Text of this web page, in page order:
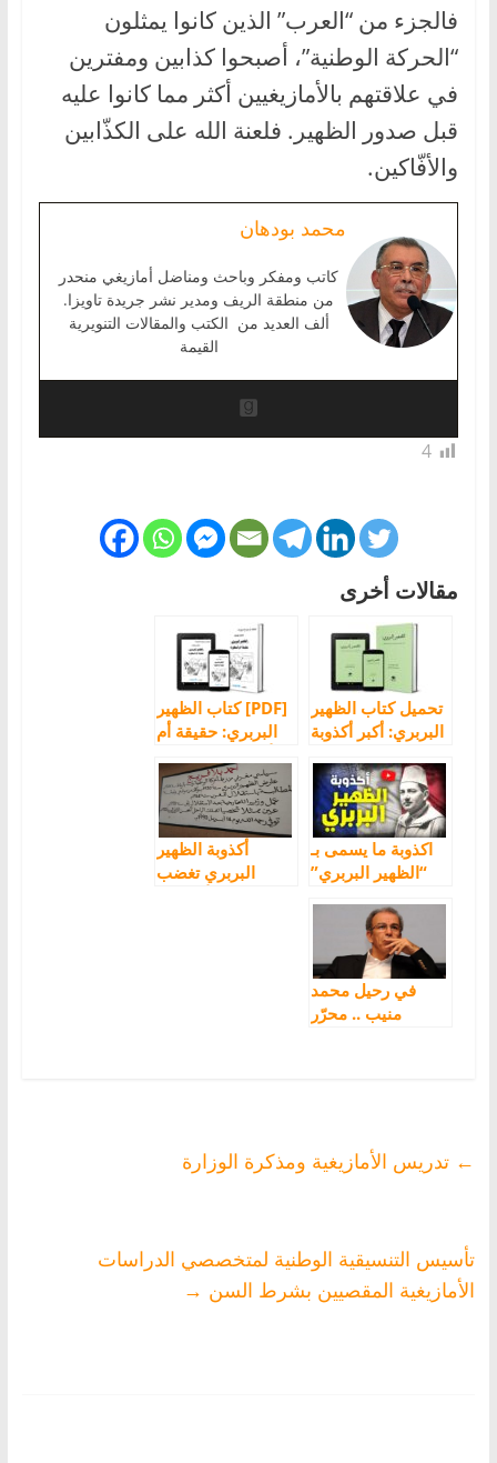
فالجزء من “العرب” الذين كانوا يمثلون
“الحركة الوطنية”، أصبحوا كذابين ومفترين
في علاقتهم بالأمازيغيين أكثر مما كانوا عليه
قبل صدور الظهير. فلعنة الله على الكذّابين
والأفّاكين.
محمد بودهان
كاتب ومفكر وباحث ومناضل أمازيغي منحدر
من منطقة الريف ومدير نشر جريدة تاويزا.
ألف العديد من الكتب والمقالات التنويرية
القيمة
4
مقالات أخرى
تحميل كتاب الظهير
البربري: أكبر أكذوبة
المغرب المعاصر
[PDF]
[PDF] كتاب الظهير
البربري: حقيقة أم
بودهان
اكذوبة ما يسمى بـ
“الظهير البربري”
‬أكذوبة الظهير
البربري تغضب
في رحيل محمد
منيب .. محرّر
← تدريس الأمازيغية ومذكرة الوزارة
تأسيس التنسيقية الوطنية لمتخصصي الدراسات
الأمازيغية المقصيين بشرط السن →